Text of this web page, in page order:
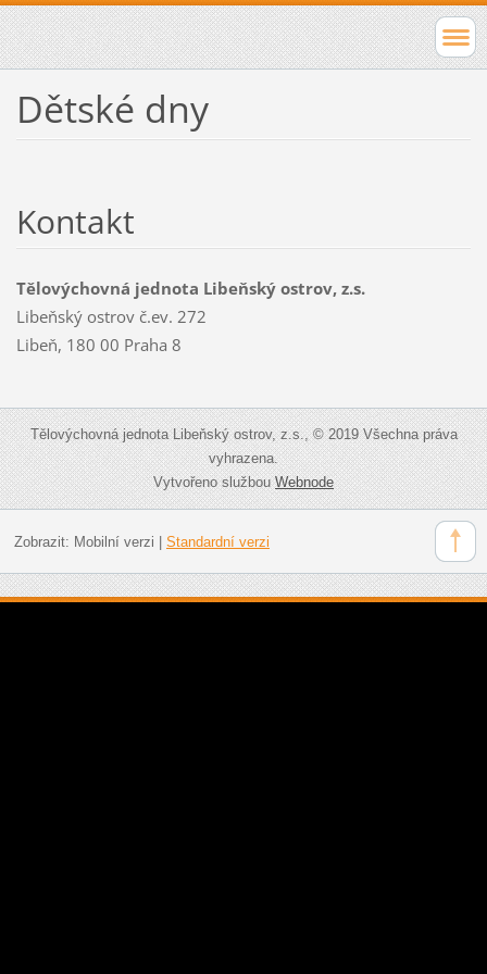
Dětské dny
Kontakt
Tělovýchovná jednota Libeňský ostrov, z.s.
Libeňský ostrov č.ev. 272
Libeň, 180 00 Praha 8
Tělovýchovná jednota Libeňský ostrov, z.s., © 2019 Všechna práva
vyhrazena.
Vytvořeno službouWebnode
Zobrazit: Mobilní verzi Standardní verzi